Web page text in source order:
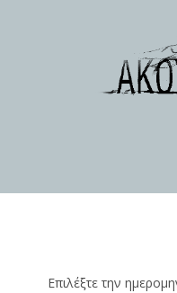
Επιλέξτε την